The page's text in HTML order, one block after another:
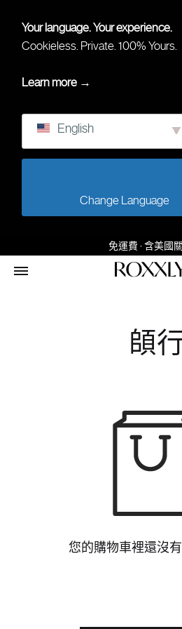
Your language. Your experience.
Cookieless. Private. 100% Yours.
Learn more →
English
免運費 · 含美國
頧
您的購物車裡還沒